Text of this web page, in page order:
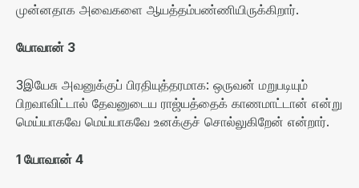
முன்னதாக அவைகளை ஆயத்தம்பண்ணியிருக்கிறார்.
யோவான் 3
3இயேசு அவனுக்குப் பிரதியுத்தரமாக: ஒருவன் மறுபடியும்
பிறவாவிட்டால் தேவனுடைய ராஜ்யத்தைக் காணமாட்டான் என்று
மெய்யாகவே மெய்யாகவே உனக்குச் சொல்லுகிறேன் என்றார்.
1 யோவான் 4